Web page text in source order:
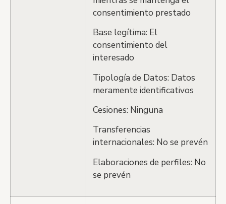
consentimiento prestado
Base legítima: El
consentimiento del
interesado
Tipología de Datos: Datos
meramente identificativos
Cesiones: Ninguna
Transferencias
internacionales: No se prevén
Elaboraciones de perfiles: No
se prevén